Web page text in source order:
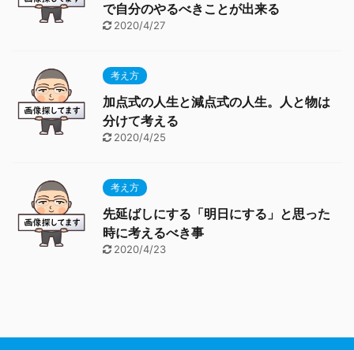
で自分のやるべきことが出来る
2020/4/27
考え方
加点式の人生と減点式の人生。人と物は
分けて考える
2020/4/25
考え方
先延ばしにする「明日にする」と思った
時に考えるべき事
2020/4/23